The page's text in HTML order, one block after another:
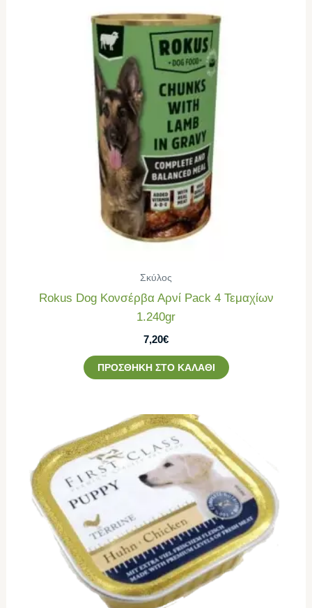
Σκύλος
Rokus Dog Κονσέρβα Αρνί Pack 4 Τεμαχίων
1.240gr
7,20€
ΠΡΟΣΘΉΚΗ ΣΤΟ ΚΑΛΆΘΙ